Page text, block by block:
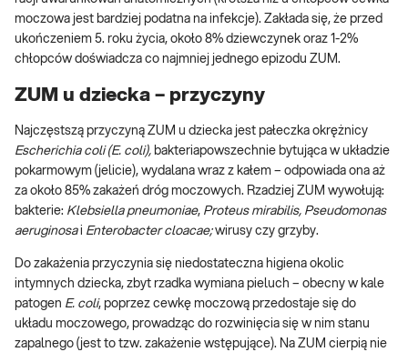
moczowa jest bardziej podatna na infekcje). Zakłada się, że przed
ukończeniem 5. roku życia, około 8% dziewczynek oraz 1-2%
chłopców doświadcza co najmniej jednego epizodu ZUM.
ZUM u dziecka – przyczyny
Najczęstszą przyczyną ZUM u dziecka jest pałeczka okrężnicy
Escherichia coli (E. coli), bakteriapowszechnie bytująca w układzie
pokarmowym (jelicie), wydalana wraz z kałem – odpowiada ona aż
za około 85% zakażeń dróg moczowych. Rzadziej ZUM wywołują:
bakterie: Klebsiella pneumoniae, Proteus mirabilis, Pseudomonas
aeruginosai Enterobacter cloacae;wirusy czy grzyby.
Do zakażenia przyczynia się niedostateczna higiena okolic
intymnych dziecka, zbyt rzadka wymiana pieluch – obecny w kale
patogen E. coli, poprzez cewkę moczową przedostaje się do
układu moczowego, prowadząc do rozwinięcia się w nim stanu
zapalnego (jest to tzw. zakażenie wstępujące). Na ZUM cierpią nie